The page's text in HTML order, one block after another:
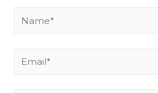
Name*
Email*